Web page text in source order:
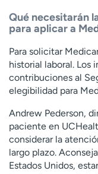
Qué necesitarán
para aplicar a
Para solicitar
historial laboral. Los
contribuciones al
elegibilidad para
Andrew Pederson,
paciente en
considerar la
largo plazo.
Estados Unidos,